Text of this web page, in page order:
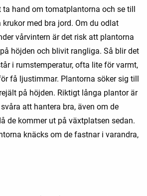
hand om tomatplantorna och se till
med bra jord. Om du odlat
vårvintern är det risk att plantorna
höjden och blivit rangliga. Så blir det
i rumstemperatur, ofta lite för varmt,
få ljustimmar. Plantorna söker sig till
på höjden. Riktigt långa plantor är
att hantera bra, även om de
de kommer ut på växtplatsen sedan.
knäcks om de fastnar i varandra,